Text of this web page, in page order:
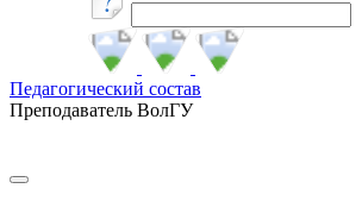
Педагогический состав
Преподаватель ВолГУ